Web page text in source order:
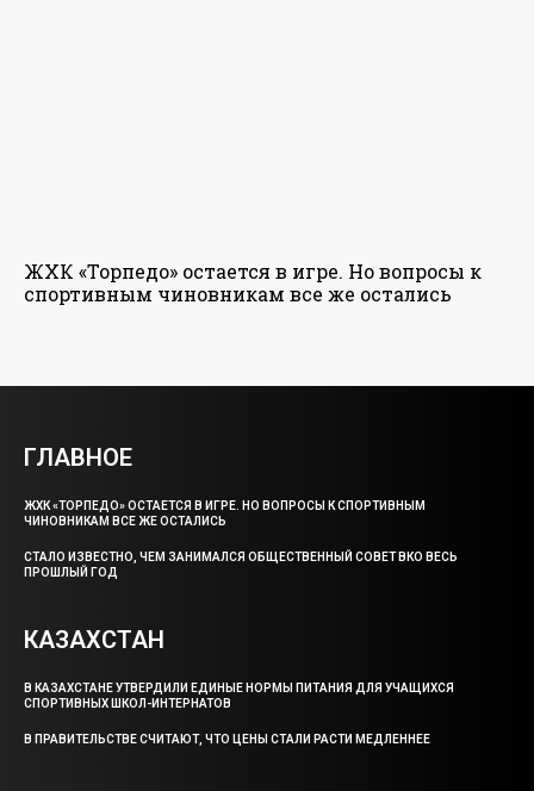
ЖХК «Торпедо» остается в игре. Но вопросы к
спортивным чиновникам все же остались
ГЛАВНОЕ
ЖХК «ТОРПЕДО» ОСТАЕТСЯ В ИГРЕ. НО ВОПРОСЫ К СПОРТИВНЫМ
ЧИНОВНИКАМ ВСЕ ЖЕ ОСТАЛИСЬ
СТАЛО ИЗВЕСТНО, ЧЕМ ЗАНИМАЛСЯ ОБЩЕСТВЕННЫЙ СОВЕТ ВКО ВЕСЬ
ПРОШЛЫЙ ГОД
КАЗАХСТАН
В КАЗАХСТАНЕ УТВЕРДИЛИ ЕДИНЫЕ НОРМЫ ПИТАНИЯ ДЛЯ УЧАЩИХСЯ
СПОРТИВНЫХ ШКОЛ-ИНТЕРНАТОВ
В ПРАВИТЕЛЬСТВЕ СЧИТАЮТ, ЧТО ЦЕНЫ СТАЛИ РАСТИ МЕДЛЕННЕЕ